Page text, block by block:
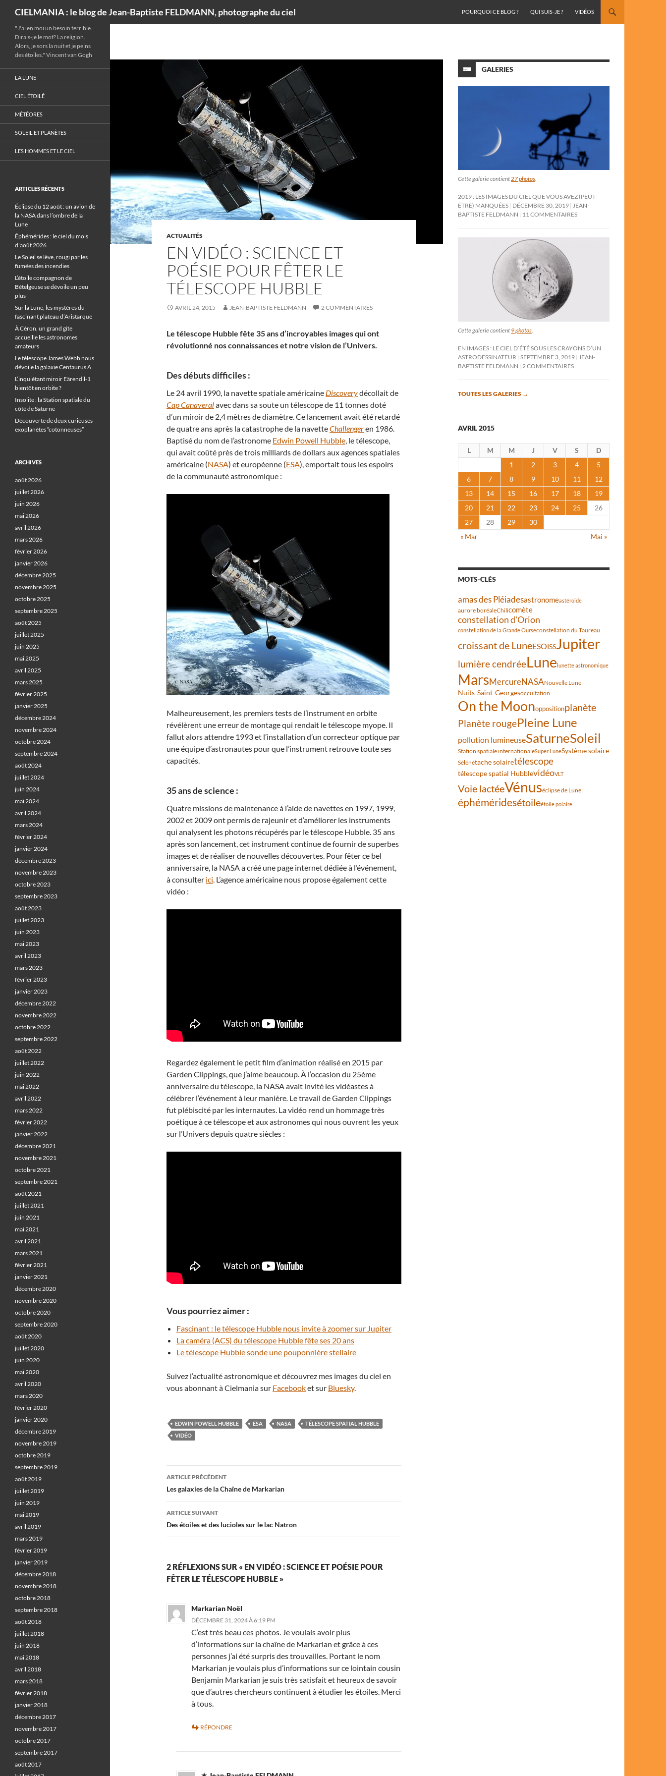
CIELMANIA : le blog de Jean-Baptiste FELDMANN, photographe du ciel
POURQUOI CE BLOG ?
QUI SUIS-JE ? VIDÉOS
ACTUALITÉS
EN VIDÉO : SCIENCE ET
POÉSIE POUR FÊTER LE
TÉLESCOPE HUBBLE
AVRIL 24, 2015 JEAN-BAPTISTE FELDMANN 2 COMMENTAIRES
Le télescope Hubble fête 35 ans d’incroyables images qui ont
révolutionné nos connaissances et notre vision de l’Univers.
Des débuts difficiles :
Le 24 avril 1990, la navette spatiale américaine Discoverydécollait de
Cap Canaveralavec dans sa soute un télescope de 11 tonnes doté
d’un miroir de 2,4 mètres de diamètre. Ce lancement avait été retardé
de quatre ans après la catastrophe de la navetteChallengeren 1986.
Baptisé du nom de l’astronome Edwin Powell Hubble, le télescope,
qui avait coûté près de trois milliards de dollars aux agences spatiales
américaine (NASA) et européenne (ESA), emportait tous les espoirs
de la communauté astronomique :
Malheureusement, les premiers tests de l’instrument en orbite
révélèrent une erreur de montage qui rendait le télescope myope. Il
fallut alors attendre 1993 et l’installation d’un correcteur optique par
une équipe d’astronautes pour que l’instrument retrouve toute ses
capacités.
35 ans de science :
Quatre missions de maintenance à l’aide de navettes en 1997, 1999,
2002 et 2009 ont permis de rajeunir et d’améliorer les instruments
qui analysent les photons récupérés par le télescope Hubble. 35 ans
après son lancement, cet instrument continue de fournir de superbes
images et de réaliser de nouvelles découvertes. Pour fêter ce bel
anniversaire, la NASA a créé une page internet dédiée à l’événement,
à consulter ici. L’agence américaine nous propose également cette
vidéo :
Regardez également le petit film d’animation réalisé en 2015 par
Garden Clippings, que j’aime beaucoup. À l’occasion du 25ème
anniversaire du télescope, la NASA avait invité les vidéastes à
célébrer l’événement à leur manière. Le travail de Garden Clippings
fut plébiscité par les internautes. La vidéo rend un hommage très
poétique à ce télescope et aux astronomes qui nous ouvrent les yeux
sur l’Univers depuis quatre siècles :
Vous pourriez aimer :
Fascinant : le télescope Hubble nous invite à zoomer sur Jupiter
La caméra (ACS) du télescope Hubble fête ses 20 ans
Le télescope Hubble sonde une pouponnière stellaire
Suivez l’actualité astronomique et découvrez mes images du ciel en
vous abonnant à Cielmania sur Facebooket sur Bluesky.
EDWIN POWELL HUBBLE ESA NASA
TÉLESCOPE SPATIAL HUBBLE
VIDÉO
Navigation
des
articles
ARTICLE PRÉCÉDENT
Les galaxies de la Chaîne de Markarian
ARTICLE SUIVANT
Des étoiles et des lucioles sur le lac Natron
2 RÉFLEXIONS SUR « EN VIDÉO : SCIENCE ET POÉSIE POUR
FÊTER LE TÉLESCOPE HUBBLE »
Markarian Noël
DÉCEMBRE 31, 2024 À 6:19 PM
C’est très beau ces photos. Je voulais avoir plus
d’informations sur la chaîne de Markarian et grâce à ces
personnes j’ai été surpris des trouvailles. Portant le nom
Markarian je voulais plus d’informations sur ce lointain cousin
Benjamin Markarian je suis très satisfait et heureux de savoir
que d’autres chercheurs continuent à étudier les étoiles. Merci
à tous.
RÉPONDRE
GALERIES
Cette galerie contient27 photos.
2019 : LES IMAGES DU CIEL QUE VOUS AVEZ (PEUT-
ÊTRE) MANQUÉES DÉCEMBRE 30, 2019 JEAN-
BAPTISTE FELDMANN
11 COMMENTAIRES
Cette galerie contient 9 photos
EN IMAGES : LE CIEL D’ÉTÉ SOUS LES CRAYONS D’UN
ASTRODESSINATEUR SEPTEMBRE 3, 2019
JEAN-
BAPTISTE FELDMANN
2 COMMENTAIRES
TOUTES LES GALERIES →
AVRIL 2015
L M M J V S
D
1
2 3 4
5
6
7 8 9 10 11
12
13
14 15 16 17 18
19
20
21 22 23 24 25
26
27
28 29
30
« Mar
Mai »
MOTS-CLÉS
amas des Pléiadesastronomeastéroïde
aurore boréaleChilicomète
constellation d'Orion
constellation de la Grande Ourseconstellation du Taureau
croissant de LuneESOISSJupiter
lumière cendréeLunelunette astronomique
MarsMercureNASANouvelle Lune
Nuits-Saint-Georgesoccultation
On the Moonoppositionplanète
Planète rougePleine Lune
pollution lumineuseSaturneSoleil
Station spatiale internationaleSuper LuneSystème solaire
Sélénétache solairetélescope
télescope spatial HubblevidéoVLT
Voie lactéeVénuséclipse de Lune
éphéméridesétoileétoile polaire
"J'ai en moi un besoin terrible.
Dirais-je le mot? La religion.
Alors, je sors la nuit et je peins
des étoiles." Vincent van Gogh
LA LUNE
CIEL ÉTOILÉ
MÉTÉORES
SOLEIL ET PLANÈTES
LES HOMMES ET LE CIEL
ARTICLES RÉCENTS
Éclipse du 12 août : un avion de
la NASA dans l’ombre de la
Lune
Éphémérides : le ciel du mois
d’août 2026
Le Soleil se lève, rougi par les
fumées des incendies
L’étoile compagnon de
Bételgeuse se dévoile un peu
plus
Sur la Lune, les mystères du
fascinant plateau d’Aristarque
À Céron, un grand gîte
accueille les astronomes
amateurs
Le télescope James Webb nous
dévoile la galaxie Centaurus A
L’inquiétant miroir Eärendil-1
bientôt en orbite ?
Insolite : la Station spatiale du
côté de Saturne
Découverte de deux curieuses
exoplanètes “cotonneuses”
ARCHIVES
août 2026
juillet 2026
juin 2026
mai 2026
avril 2026
mars 2026
février 2026
janvier 2026
décembre 2025
novembre 2025
octobre 2025
septembre 2025
août 2025
juillet 2025
juin 2025
mai 2025
avril 2025
mars 2025
février 2025
janvier 2025
décembre 2024
novembre 2024
octobre 2024
septembre 2024
août 2024
juillet 2024
juin 2024
mai 2024
avril 2024
mars 2024
février 2024
janvier 2024
décembre 2023
novembre 2023
octobre 2023
septembre 2023
août 2023
juillet 2023
juin 2023
mai 2023
avril 2023
mars 2023
février 2023
janvier 2023
décembre 2022
novembre 2022
octobre 2022
septembre 2022
août 2022
juillet 2022
juin 2022
mai 2022
avril 2022
mars 2022
février 2022
janvier 2022
décembre 2021
novembre 2021
octobre 2021
septembre 2021
août 2021
juillet 2021
juin 2021
mai 2021
avril 2021
mars 2021
février 2021
janvier 2021
décembre 2020
novembre 2020
octobre 2020
septembre 2020
août 2020
juillet 2020
juin 2020
mai 2020
avril 2020
mars 2020
février 2020
janvier 2020
décembre 2019
novembre 2019
octobre 2019
septembre 2019
août 2019
juillet 2019
juin 2019
mai 2019
avril 2019
mars 2019
février 2019
janvier 2019
décembre 2018
novembre 2018
octobre 2018
septembre 2018
août 2018
juillet 2018
juin 2018
mai 2018
avril 2018
mars 2018
février 2018
janvier 2018
décembre 2017
novembre 2017
octobre 2017
septembre 2017
août 2017